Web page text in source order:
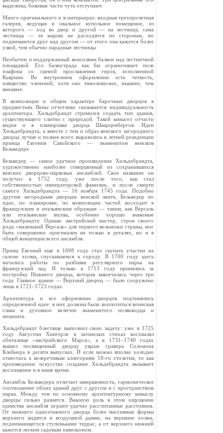
выделены, боковые части чуть отступают.
Много оригинального и в интерьерах: входная трехпролетная
галерея, ведущая в овальное купольное помещение, из
которого — ход во двор и другой — на лестницу, сама
лестница — ее марши не расходятся по сторонам, но
поднимаются друг над другом — от этого она кажется более
узкой, чем обычно парадные лестницы.
Необычен и поддержанный консолями балкон над лестничной
площадкой. Его балюстрада как бы ограничивает поле
плафона со сценой прославления героя, исполненной
Кьярини. Во внутреннем оформлении есть четкость,
изящество членений, хотя оно тяжеловеснее, пышнее, чем
внешнее.
В композиции и общем характере барочных дворцов в
предместьях Вены отчетливо сказывается индивидуальность
архитектора. Хильдебрандт стремился создать тип здания,
существующего слитно с природой. Такой замысел отчасти
виден и в планировке дворца Шварценбергов. Идеи
Хильдебрандта, а вместе с тем и образ венского загородного
дворца лучше и полнее всего выразились в летней резиденции
принца Евгения Савойского — знаменитом венском
Бельведере.
Бельведер — самое удачное произведение Хильдебрандта,
художественно наиболее совершенный из сохранившихся
венских дворцово-парковых ансамблей. Свое название он
получил в 1752 году, уже после того, как стал
собственностью императорской фамилии, и после смерти
самого Хильдебрандта — 16 ноября 1745 года. Подобно
другим загородным дворцам венской знати, Бельведер по
идее, по планировке, по композиции частей восходит к
французским и итальянским образцам — таким, как Версаль
или итальянские виллы, особенно хорошо знакомые
Хильдебрандту. Однако австрийский мастер, строя своего
рода «маленький Версаль» для первого вельможи страны, мог
быть совершенно оригинален не только в деталях, но и в
общей концепции всего ансамбля.
Принц Евгений еще в 1698 году стал скупать участки на
склоне холма, спускавшемся к городу. В 1700 году здесь
начались работы по разбивке регулярного парка на
французский лад. И только в 1713 году принялись за
постройку Нижнего дворца, которая закончилась через три
года. Главное здание — Верхний дворец — было сооружено
лишь в 1721–1723 годах.
Архитектура и все оформление дворцов подчинялись
определенной идее: в них должны были воплотиться воинская
слава и духовное величие знаменитого полководца и
мецената.
Хильдебрандт блестяще выполнил свою задачу: уже в 1725
году Августин Хингерле в латинских стихах восхвалял
обиталище «австрийского Марса», а в 1731–1740 годах
вышел посвященный дворцу увраж гравера Соломона
Клейнера в десяти выпусках. И если можно вполне холодно
отнестись к велеречивым аллегориям 18-го столетия, то как
произведение искусства создание Хильдебрандта вызывает
восхищение и в наше время.
Ансамбль Бельведера отличает завершенность, гармоническое
соотношение обоих зданий друг с другом и с пространством
парка. Между тем по основному архитектурному замыслу
дворцы сильно разнятся. Важную роль в этом ощущении
единства ансамбля играют удачно рассчитанные расстояния.
От нижнего одноэтажного дворца более массивные формы
верхнего видятся в воздушной дымке, на вершине холма,
поднимающегося ступеньками террас, а от верхнего нижний
кажется легким садовым павильоном.